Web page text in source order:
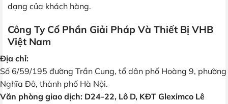
dạng của khách hàng.
Công Ty Cổ Phần Giải Pháp Và Thiết Bị VHB
Việt Nam
Địa chỉ:
Số 6/59/195 đường Trần Cung, tổ dân phố Hoàng 9, phường
Nghĩa Đô, thành phố Hà Nội.
Văn phòng giao dịch: D24-22, Lô D, KĐT Gleximco Lê